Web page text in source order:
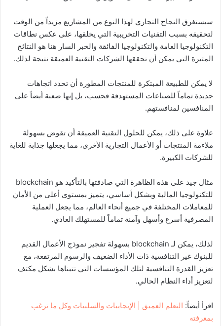
سيستغرق النجاح التجاري لهذا النوع من المشاريع مزيداً من الوقت
لتحقيقه بسبب التقنيات التخريبية التي يخلقها، على عكس نطاقات
التكنولوجيا العامة والتكنولوجيا الفائقة والخبر السار هنا هو النتائج
المثيرة التي يمكن أن تحققها الشركات التقنية العميقة نتيجة لذلك.
لا يمكن للطبيعة المبتكرة للمنتجات المطورة أن تحدد اتجاهات
جديدة تماماً للصناعات المستهدفة فحسب، بل إنها صعبة أيضاً على
المنافسين لمنافستهم.
علاوة على ذلك، يمكن للحلول التقنية العميقة أن تقوض بسهولة
ملاءمة المنتجات أو الأعمال التجارية الأخرى، مما يجعلها جذابة للغاية
للشركات الكبيرة.
مثال جيد على هذه الظاهرة التي صادفتها بالتأكيد هو blockchain
للتكنولوجيا المالية وبشكل أساسي، يتميز بمستوى أعلى من الأمان
للمعاملات المختلفة في جميع أنحاء العالم، مما يجعل العملية
المصرفية أسرع وأسهل وآمنة تماماً للمستهلك العادي.
لذلك، يمكن لـ blockchain بسهولة تفجير نموذج الأعمال القديم
للبنوك غير التنافسية ذات الأداء الضعيف والرسوم المرتفعة، مع
تعزيز القدرة التنافسية لتلك المؤسسات التي تتبناها بشكل مكثف
لتعزيز أداء النظام الحالي.
اقرأ أيضاً: التعلم العميق | الإيجابيات والسلبيات وكل ما ترغب
بمعرفته